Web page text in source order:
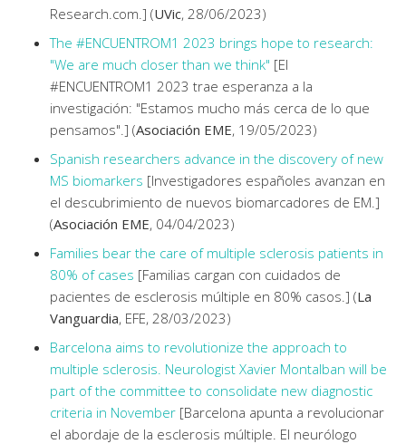
Research.com.] (UVic, 28/06/2023)
The #ENCUENTROM1 2023 brings hope to research:
"We are much closer than we think" [El
#ENCUENTROM1 2023 trae esperanza a la
investigación: "Estamos mucho más cerca de lo que
pensamos".] (Asociación EME, 19/05/2023)
Spanish researchers advance in the discovery of new
MS biomarkers [Investigadores españoles avanzan en
el descubrimiento de nuevos biomarcadores de EM.]
(Asociación EME, 04/04/2023)
Families bear the care of multiple sclerosis patients in
80% of cases [Familias cargan con cuidados de
pacientes de esclerosis múltiple en 80% casos.] (La
Vanguardia, EFE, 28/03/2023)
Barcelona aims to revolutionize the approach to
multiple sclerosis. Neurologist Xavier Montalban will be
part of the committee to consolidate new diagnostic
criteria in November [Barcelona apunta a revolucionar
el abordaje de la esclerosis múltiple. El neurólogo